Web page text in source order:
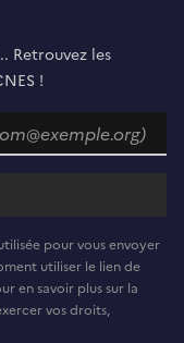
Retrouvez les
!
pour vous envoyer
utiliser le lien de
en savoir plus sur la
vos droits,